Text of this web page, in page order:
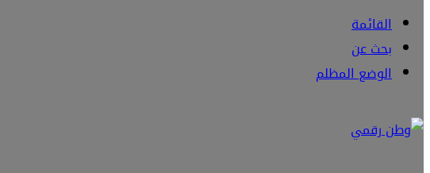
القائمة
بحث عن
الوضع المظلم